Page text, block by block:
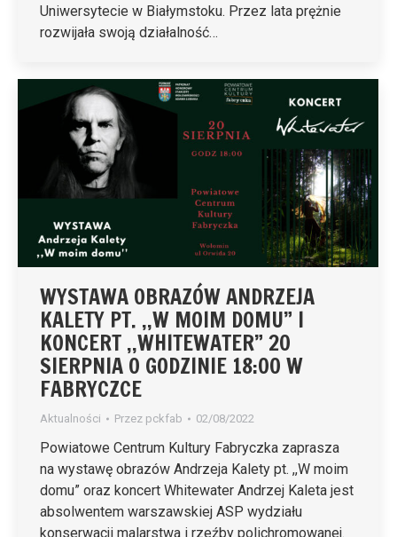
Uniwersytecie w Białymstoku. Przez lata prężnie
rozwijała swoją działalność…
WYSTAWA OBRAZÓW ANDRZEJA
KALETY PT. ,,W MOIM DOMU” I
KONCERT ,,WHITEWATER” 20
SIERPNIA O GODZINIE 18:00 W
FABRYCZCE
Aktualności Przez pckfab 02/08/2022
Powiatowe Centrum Kultury Fabryczka zaprasza
na wystawę obrazów Andrzeja Kalety pt. ,,W moim
domu” oraz koncert Whitewater Andrzej Kaleta jest
absolwentem warszawskiej ASP wydziału
konserwacji malarstwa i rzeźby polichromowanej.